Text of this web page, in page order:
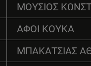
ΜΟΥΣΙΟΣ
ΑΦΟΙ ΚΟΥΚΑ
ΜΠΑΚΑΤΣΙΑΣ